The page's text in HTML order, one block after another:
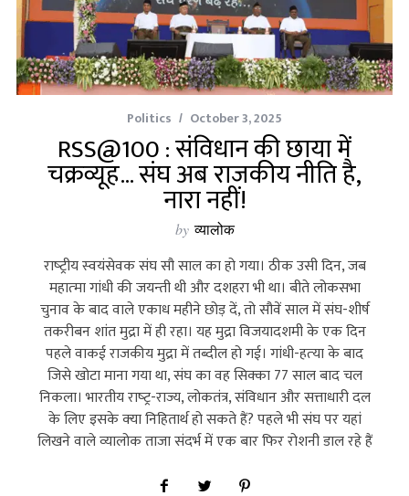
Politics October 3, 2025
RSS@100 : संविधान की छाया में
चक्रव्यूह… संघ अब राजकीय नीति है,
नारा नहीं!
by व्यालोक
राष्‍ट्रीय स्‍वयंसेवक संघ सौ साल का हो गया। ठीक उसी दिन, जब
महात्‍मा गांधी की जयन्‍ती थी और दशहरा भी था। बीते लोकसभा
चुनाव के बाद वाले एकाध महीने छोड़ दें, तो सौवें साल में संघ-शीर्ष
तकरीबन शांत मुद्रा में ही रहा। यह मुद्रा विजयादशमी के एक दिन
पहले वाकई राजकीय मुद्रा में तब्‍दील हो गई। गांधी-हत्‍या के बाद
जिसे खोटा माना गया था, संघ का वह सिक्‍का 77 साल बाद चल
निकला। भारतीय राष्‍ट्र-राज्‍य, लोकतंत्र, संविधान और सत्ताधारी दल
के लिए इसके क्‍या निहितार्थ हो सकते हैं? पहले भी संघ पर यहां
लिखने वाले व्‍यालोक ताजा संदर्भ में एक बार फिर रोशनी डाल रहे हैं